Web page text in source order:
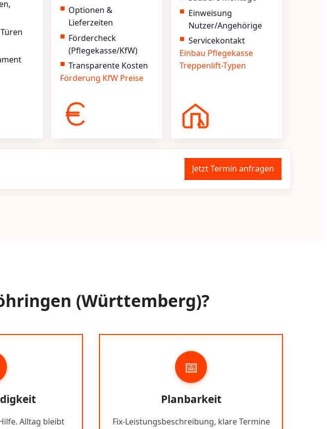
Optionen &
Lieferzeiten
Fördercheck
(Pflegekasse/KfW)
Transparente Kosten
Förderung KfW Preise
Einweisung
Nutzer/Angehörige
Servicekontakt
Einbau Pflegekasse
Treppenlift-Typen
Jetzt Termin anfragen
(Württemberg)?
Alltag bleibt
📅
Planbarkeit
Fix-Leistungsbeschreibung, klare Termine